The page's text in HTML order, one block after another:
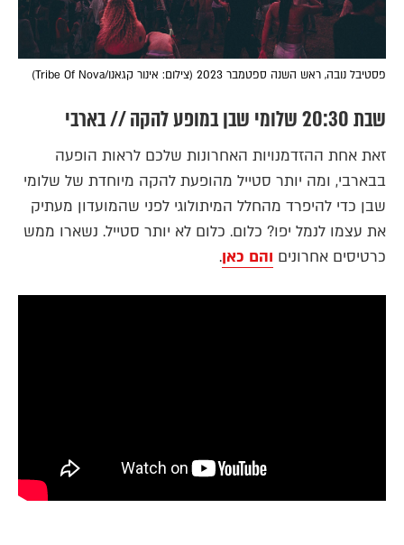
פסטיבל נובה, ראש השנה ספטמבר 2023 (צילום: אינור קגאנו/Tribe Of Nova)
שבת 20:30 שלומי שבן במופע להקה // בארבי
זאת אחת ההזדמנויות האחרונות שלכם לראות הופעה
בבארבי, ומה יותר סטייל מהופעת להקה מיוחדת של שלומי
שבן כדי להיפרד מהחלל המיתולוגי לפני שהמועדון מעתיק
את עצמו לנמל יפו? כלום. כלום לא יותר סטייל. נשארו ממש
כרטיסים אחרונים והם כאן.